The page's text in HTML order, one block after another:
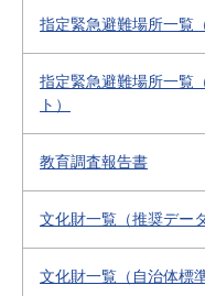
指定緊急避難場所一覧
指定緊急避難場所一覧
ト）
教育調査報告書
文化財一覧（推奨デー
文化財一覧（自治体標